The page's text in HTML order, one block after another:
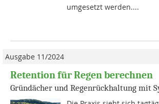
umgesetzt werden....
Ausgabe 11/2024
Retention für Regen berechnen
Gründächer und Regenrückhaltung mit